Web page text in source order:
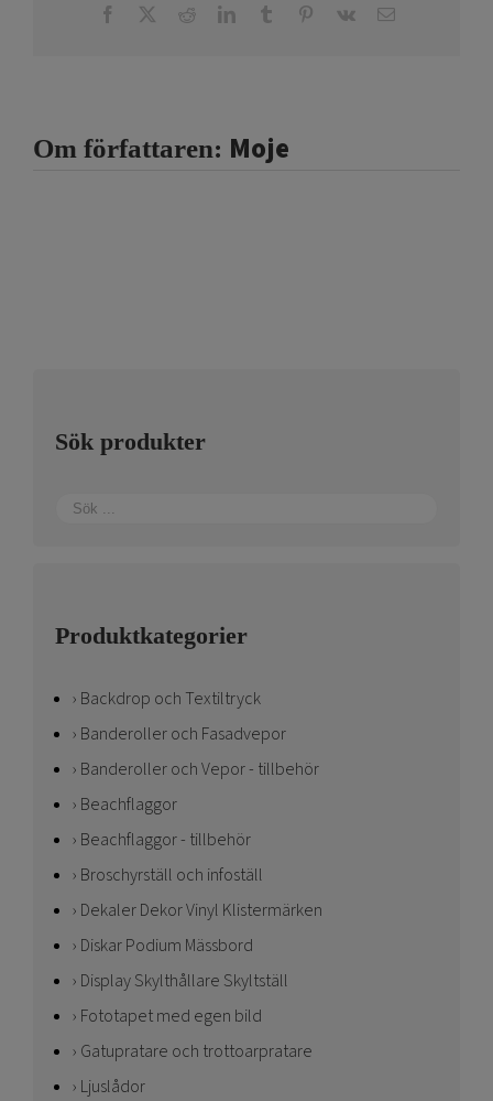
Facebook RedditLinkedInTumblr Pinterest
Vk E-
Om författaren: Moje
Sök produkter
Produktkategorier
Backdrop och Textiltryck
Banderoller och Fasadvepor
Banderoller och Vepor - tillbehör
Beachflaggor
Beachflaggor - tillbehör
Broschyrställ och infoställ
Dekaler Dekor Vinyl Klistermärken
Diskar Podium Mässbord
Display Skylthållare Skyltställ
Fototapet med egen bild
Gatupratare och trottoarpratare
Ljuslådor